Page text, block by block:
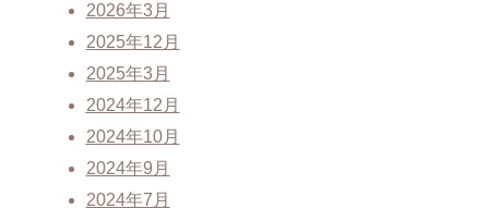
2026年3月
2025年12月
2025年3月
2024年12月
2024年10月
2024年9月
2024年7月